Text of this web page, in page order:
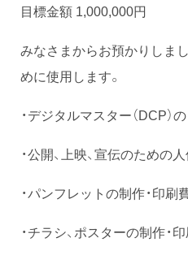
目標金額 1,000,000円
みなさまからお預かりしま
めに使用します。
・デジタルマスター（DCP）
・公開、上映、宣伝のための
・パンフレットの制作・印刷
・チラシ、ポスターの制作・